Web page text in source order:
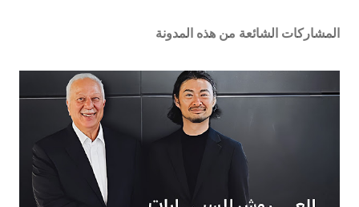
المشاركات الشائعة من هذه المدونة